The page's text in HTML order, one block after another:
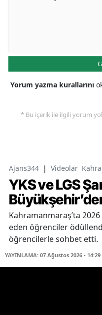
Yorum yazma kurallarını
* Bu içerik ile ilgili yorum
Ajans344 | Videolar
YKS ve LGS
Kahramanmaraş’ta 2026
eden öğrenciler
öğrencilerle sohbet etti.
YAYINLAMA: 07 Ağustos 2026 - 14:29